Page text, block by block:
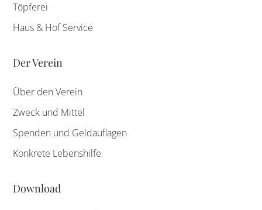
Töpferei
Haus & Hof Service
Der Verein
Über den Verein
Zweck und Mittel
Spenden und Geldauflagen
Konkrete Lebenshilfe
Download